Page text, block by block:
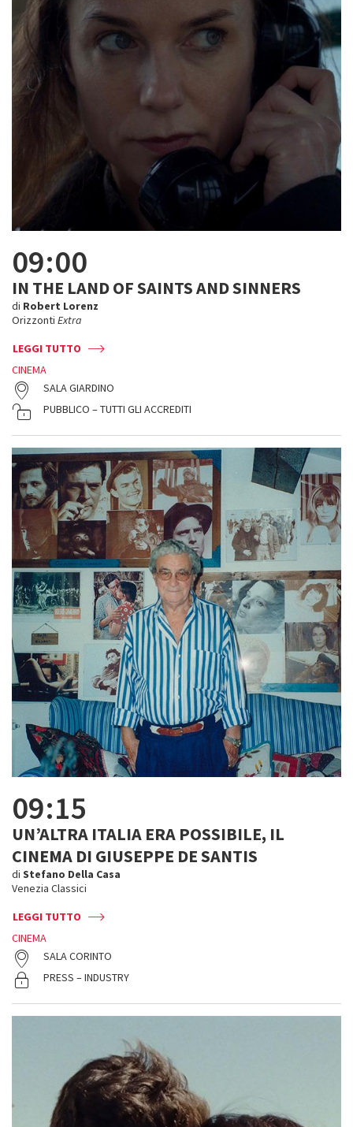
09:00
IN THE LAND OF SAINTS AND SINNERS
di Robert Lorenz
Orizzonti Extra
LEGGI TUTTO
CINEMA
SALA GIARDINO
PUBBLICO – TUTTI GLI ACCREDITI
09:15
UN’ALTRA ITALIA ERA POSSIBILE, IL
CINEMA DI GIUSEPPE DE SANTIS
di Stefano Della Casa
Venezia Classici
LEGGI TUTTO
CINEMA
SALA CORINTO
PRESS – INDUSTRY